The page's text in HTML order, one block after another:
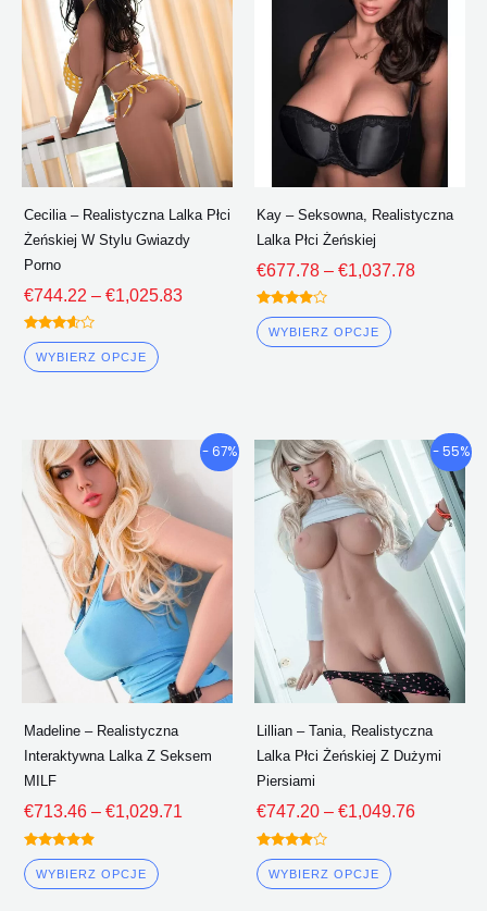
Cecilia – Realistyczna Lalka Płci
Żeńskiej W Stylu Gwiazdy
Porno
€744.22 – €1,025.83
Oceniono
3.50
z 5
WYBIERZ OPCJE
wiele
wariantów.
Opcje
można
wybrać
na
produktu
Kay – Seksowna, Realistyczna
Lalka Płci Żeńskiej
€677.78 – €1,037.78
Oceniono
3.75
z 5
WYBIERZ OPCJE
wiele
wariantów.
Opcje
można
wybrać
na
produktu
- 67%
Madeline – Realistyczna
Interaktywna Lalka Z Seksem
MILF
€713.46 – €1,029.71
Przedział
cenowy:
€713.46
Poprzez
€1,029.71
Oceniono
4.75
z 5
WYBIERZ OPCJE
produkt
ma
wiele
wariantów.
Opcje
można
wybrać
na
produktu
- 55%
Lillian – Tania, Realistyczna
Lalka Płci Żeńskiej Z Dużymi
Piersiami
€747.20 – €1,049.76
Przedział
cenowy:
€747.20
Poprzez
Oceniono
3.75
z 5
WYBIERZ OPCJE
Ten
produkt
ma
wiele
wariantów.
Opcje
można
wybrać
na
produktu